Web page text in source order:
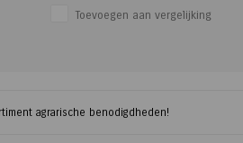
Toevoegen aan vergelijking
agrarische benodigdheden!